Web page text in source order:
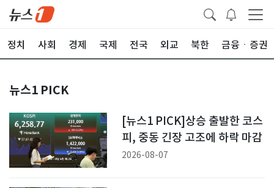
정치 사회 경제 국제 전국 외교 북한 금융ㆍ증권
뉴스1 PICK
[뉴스1 PICK]상승 출발한 코스
피, 중동 긴장 고조에 하락 마감
2026-08-07